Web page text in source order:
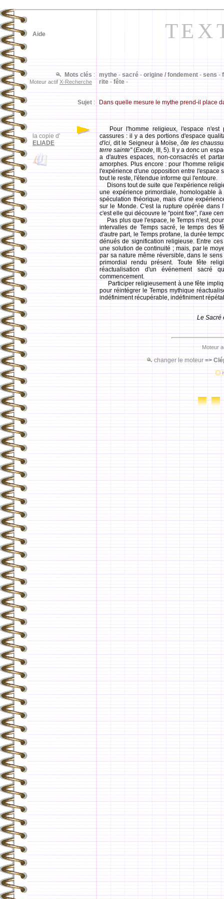
la copie d'
ELIADE
mythe - sacré - origine / fondement - sens -
rite - fête -
Mots clés :
Moteur actif X-Recherche
Sujet : Dans quelle mesure le mythe prend-il place
Aide
Pour l'homme religieux, l'espace
cassures : il y a des portions d'espace
d'ici, dit le Seigneur à Moïse, ôte les
terre sainte"(Exode, III, 5). Il y a donc un
a d'autres espaces, non-consacrés et
amorphes. Plus encore : pour l'homme
l'expérience d'une opposition entre l'espace
tout le reste, l'étendue informe qui l'entoure.
Disons tout de suite que l'expérience
une expérience primordiale, homologable
spéculation théorique, mais d'une
sur le Monde. C'est la rupture opérée dans
c'est elle qui découvre le "point fixe", l'axe
Pas plus que l'espace, le Temps n'est,
intervalles de Temps sacré, le temps des
d'autre part, le Temps profane, la durée
dénués de signification religieuse. Entre
une solution de continuité ; mais, par le
par sa nature même réversible, dans le
primordial rendu présent. Toute fête
réactualisation d'un événement
commencement.
Participer religieusement à une fête
pour réintégrer le Temps mythique
indéfiniment récupérable, indéfiniment
Le Sacré
Moteur
changer le moteur=>